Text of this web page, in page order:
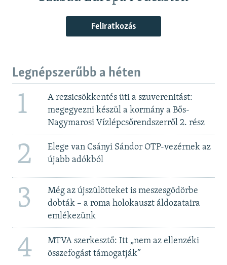
Feliratkozás
Legnépszerűbb a héten
1
A rezsicsökkentés üti a szuverenitást:
megegyezni készül a kormány a Bős-
Nagymarosi Vízlépcsőrendszerről 2. rész
2
Elege van Csányi Sándor OTP-vezérnek az
újabb adókból
3
Még az újszülötteket is meszesgödörbe
dobták – a roma holokauszt áldozataira
emlékezünk
4
MTVA szerkesztő: Itt „nem az ellenzéki
összefogást támogatják”